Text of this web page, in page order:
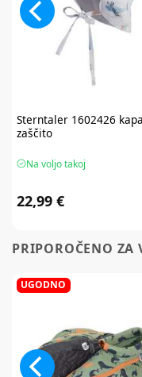
Sterntaler1602426
zaščito
Na voljo takoj
22,99 €
PRIPOROČENO ZA
UGODNO